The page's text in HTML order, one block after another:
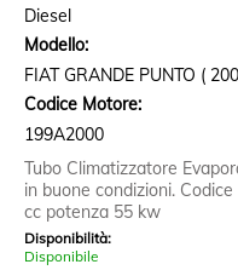
Diesel
Modello:
FIAT GRANDE PUNTO (
Codice Motore:
199A2000
Tubo Climatizzatore
in buone condizioni.
cc potenza 55 kw
Disponibilità:
Disponibile